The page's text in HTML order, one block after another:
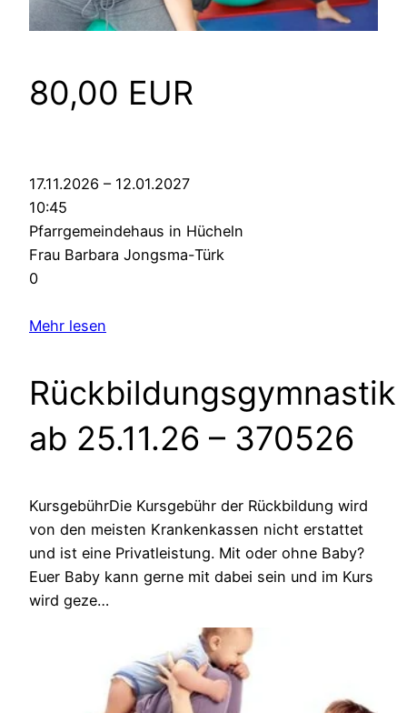
80,00 EUR
17.11.2026 – 12.01.2027
10:45
Pfarrgemeindehaus in Hücheln
Frau Barbara Jongsma-Türk
0
Mehr lesen
Rückbildungsgymnastik
ab 25.11.26 – 370526
KursgebührDie Kursgebühr der Rückbildung wird
von den meisten Krankenkassen nicht erstattet
und ist eine Privatleistung. Mit oder ohne Baby?
Euer Baby kann gerne mit dabei sein und im Kurs
wird geze…